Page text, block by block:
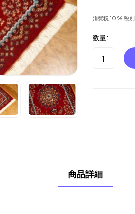
消費税 10 % 税別
数量:
商品詳細